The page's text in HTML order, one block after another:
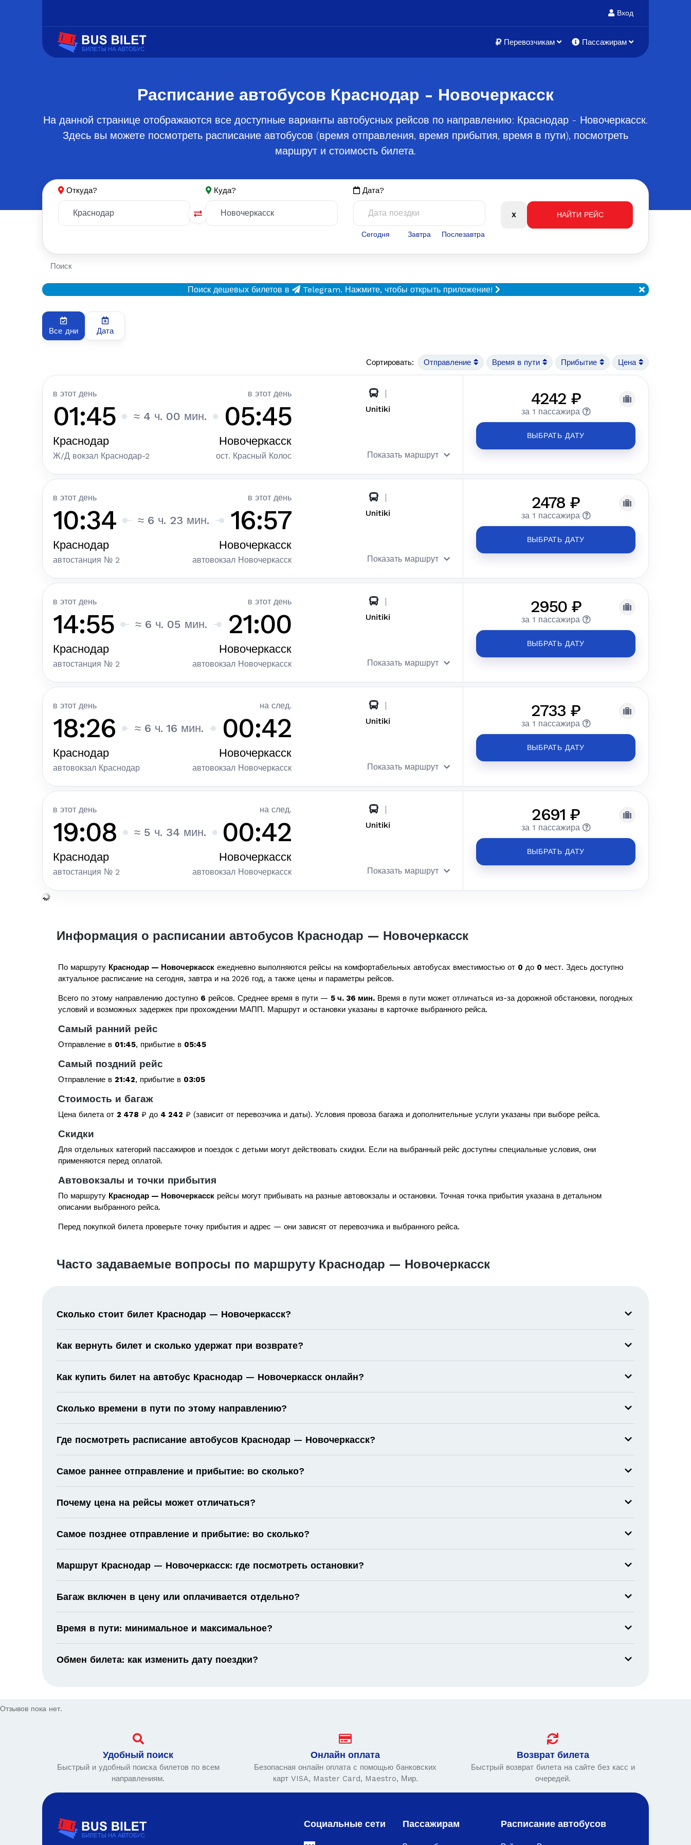
Вход
Перевозчикам Пассажирам
Расписание автобусов Краснодар - Новочеркасск
На данной странице отображаются все доступные варианты автобусных рейсов по направлению: Краснодар - Новочеркасск.
Здесь вы можете посмотреть расписание автобусов (время отправления, время прибытия, время в пути), посмотреть
маршрут и стоимость билета.
Откуда? Куда? Дата?
Сегодня Завтра Послезавтра
Поиск
Поиск дешевых билетов в Telegram. Нажмите, чтобы открыть приложение!
Все дни Дата
Сортировать: Отправление Время в пути Прибытие Цена
в этот день в этот день
01:45 ≈ 4 ч. 00 мин. 05:45
Краснодар Новочеркасск
Ж/Д вокзал Краснодар-2 ост. Красный Колос
|
Unitiki
Показать маршрут
4242 ₽
за 1 пассажира
ВЫБРАТЬ ДАТУ
в этот день в этот день
10:34 ≈ 6 ч. 23 мин. 16:57
Краснодар Новочеркасск
автостанция № 2 автовокзал Новочеркасск
|
Unitiki
Показать маршрут
2478 ₽
за 1 пассажира
ВЫБРАТЬ ДАТУ
в этот день в этот день
14:55 ≈ 6 ч. 05 мин. 21:00
Краснодар Новочеркасск
автостанция № 2 автовокзал Новочеркасск
|
Unitiki
Показать маршрут
2950 ₽
за 1 пассажира
ВЫБРАТЬ ДАТУ
в этот день на след.
18:26 ≈ 6 ч. 16 мин. 00:42
Краснодар Новочеркасск
автовокзал Краснодар автовокзал Новочеркасск
|
Unitiki
Показать маршрут
2733 ₽
за 1 пассажира
ВЫБРАТЬ ДАТУ
в этот день на след.
19:08 ≈ 5 ч. 34 мин. 00:42
Краснодар Новочеркасск
автостанция № 2 автовокзал Новочеркасск
|
Unitiki
Показать маршрут
2691 ₽
за 1 пассажира
ВЫБРАТЬ ДАТУ
Информация о расписании автобусов Краснодар — Новочеркасск
По маршруту Краснодар — Новочеркасск ежедневно выполняются рейсы на комфортабельных автобусах вместимостью от 0 до 0 мест. Здесь доступно
актуальное расписание на сегодня, завтра и на 2026 год, а также цены и параметры рейсов.
Всего по этому направлению доступно 6 рейсов. Среднее время в пути — 5 ч. 36 мин. Время в пути может отличаться из-за дорожной обстановки, погодных
условий и возможных задержек при прохождении МАПП. Маршрут и остановки указаны в карточке выбранного рейса.
Самый ранний рейс
Отправление в 01:45, прибытие в 05:45
Самый поздний рейс
Отправление в 21:42, прибытие в 03:05
Стоимость и багаж
Цена билета от 2 478 ₽ до 4 242 ₽ (зависит от перевозчика и даты). Условия провоза багажа и дополнительные услуги указаны при выборе рейса.
Скидки
Для отдельных категорий пассажиров и поездок с детьми могут действовать скидки. Если на выбранный рейс доступны специальные условия, они
применяются перед оплатой.
Автовокзалы и точки прибытия
По маршруту Краснодар — Новочеркасск рейсы могут прибывать на разные автовокзалы и остановки. Точная точка прибытия указана в детальном
описании выбранного рейса.
Перед покупкой билета проверьте точку прибытия и адрес — они зависят от перевозчика и выбранного рейса.
Часто задаваемые вопросы по маршруту Краснодар — Новочеркасск
Сколько стоит билет Краснодар — Новочеркасск?
Как вернуть билет и сколько удержат при возврате?
Как купить билет на автобус Краснодар — Новочеркасск онлайн?
Сколько времени в пути по этому направлению?
Где посмотреть расписание автобусов Краснодар — Новочеркасск?
Самое раннее отправление и прибытие: во сколько?
Почему цена на рейсы может отличаться?
Самое позднее отправление и прибытие: во сколько?
Маршрут Краснодар — Новочеркасск: где посмотреть остановки?
Багаж включен в цену или оплачивается отдельно?
Время в пути: минимальное и максимальное?
Обмен билета: как изменить дату поездки?
Отзывов пока нет.
Удобный поиск
Быстрый и удобный поиска билетов по всем
направлениям.
Онлайн оплата
Безопасная онлайн оплата с помощью банковских
карт VISA, Master Card, Maestro, Мир.
Возврат билета
Быстрый возврат билета на сайте без касс и
очередей.
Социальные сети Пассажирам Расписание автобусов